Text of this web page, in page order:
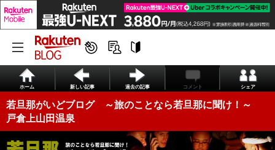
ホーム 新しい記事 過去の記事 コメント シェア
若旦那がいどブログ ～旅のことなら若旦那に聞け！～
戸倉上山田温泉